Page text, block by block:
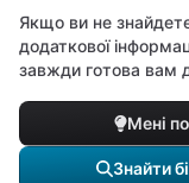
Якщо ви не
додаткової
завжди готова вам
Мені
Знайти